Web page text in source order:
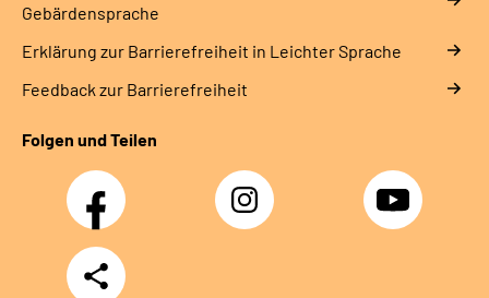
Gebärdensprache
Erklärung zur Barrierefreiheit in Leichter Sprache
Feedback zur Barrierefreiheit
Folgen und Teilen
Facebook Instagram YouTube
Teilen